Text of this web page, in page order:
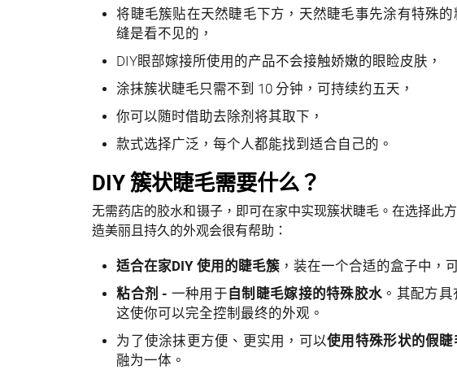
将睫毛簇贴在天然睫毛下方，天然睫毛事先涂有特殊
缝是看不见的，
DIY眼部嫁接所使用的产品不会接触娇嫩的眼睑皮肤，
涂抹簇状睫毛只需不到 10 分钟，可持续约五天，
你可以随时借助去除剂将其取下，
款式选择广泛，每个人都能找到适合自己的。
DIY 簇状睫毛需要什么？
无需药店的胶水和镊子，即可在家中实现簇状睫毛。在选择此
造美丽且持久的外观会很有帮助：
适合在家DIY 使用的睫毛簇 ，装在一个合适的盒子中，
粘合剂 - 一种用于 自制睫毛嫁接的特殊胶水 。其配方
这使你可以完全控制最终的外观。
为了使涂抹更方便、更实用，可以使用特殊形状的假睫
融为一体。